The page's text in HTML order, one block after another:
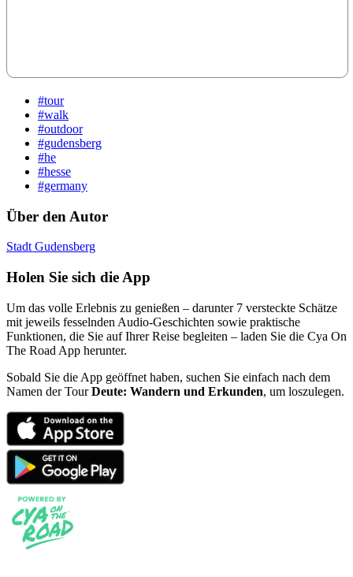
#tour
#walk
#outdoor
#gudensberg
#he
#hesse
#germany
Über den Autor
Stadt Gudensberg
Holen Sie sich die App
Um das volle Erlebnis zu genießen – darunter 7 versteckte Schätze
mit jeweils fesselnden Audio-Geschichten sowie praktische
Funktionen, die Sie auf Ihrer Reise begleiten – laden Sie die Cya On
The Road App herunter.
Sobald Sie die App geöffnet haben, suchen Sie einfach nach dem
Namen der TourDeute: Wandern und Erkunden, um loszulegen.